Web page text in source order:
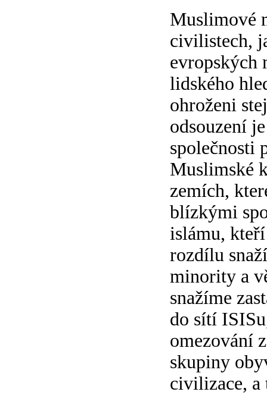
Muslimové
civilistech,
evropských
lidského
ohroženi
odsouzení
společnosti
Muslimské
zemích,
blízkými
islámu,
rozdílu
minority a
snažíme
do sítí
omezování
skupiny
civilizace, a